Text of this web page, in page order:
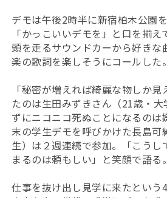
デモは午後2時半に新宿柏木公園
「かっこいいデモを」と口を揃
頭を走るサウンドカーから好きな
楽の歌詞を楽しそうにコールした。
「秘密が増えれば綺麗な物しか
たのは生田みずきさん（21歳・
ずにニコニコ死ぬことになるのは
末の学生デモを呼びかけた長島可
生）は２週連続で参加。「こうし
まるのは頼もしい」と笑顔で語る。
仕事を抜け出し見学に来たという